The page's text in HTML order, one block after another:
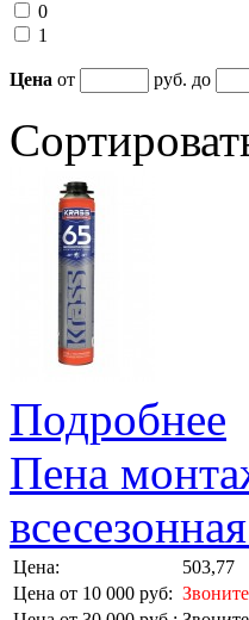
0
1
Цена от руб. до
Подробнее
Пена
Цена:
503,77
Цена от 10 000 руб: